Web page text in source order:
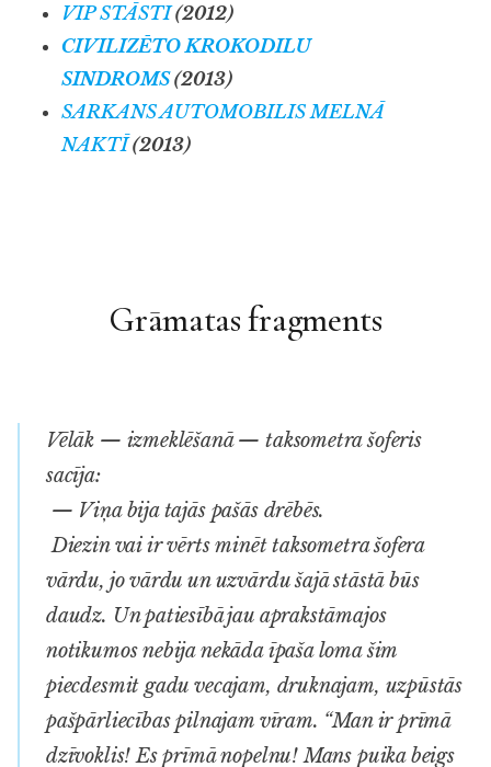
VIP STĀSTI(2012)
CIVILIZĒTO KROKODILU
SINDROMS(2013)
SARKANS AUTOMOBILIS MELNĀ
NAKTĪ(2013)
Grāmatas fragments
Vēlāk — izmeklēšanā — taksometra šoferis
sacīja:
— Viņa bija tajās pašās drēbēs.
Diezin vai ir vērts minēt taksometra šofera
vārdu, jo vārdu un uzvārdu šajā stāstā būs
daudz. Un patiesībā jau aprakstāmajos
notikumos nebija nekāda īpaša loma šim
piecdesmit gadu vecajam, druknajam, uzpūstās
pašpārliecības pilnajam vīram. “Man ir prīmā
dzīvoklis! Es prīmā nopelnu! Mans puika beigs